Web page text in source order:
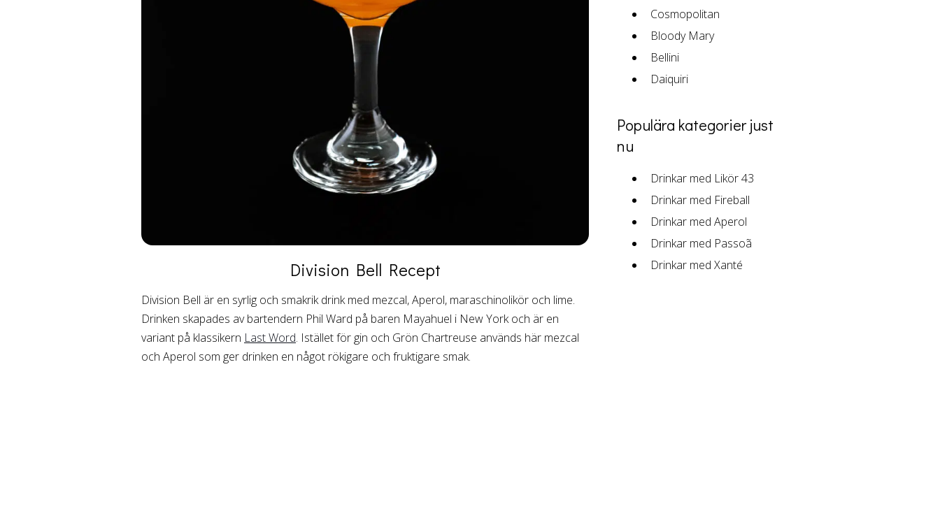
Division Bell Recept
Division Bell är en syrlig och smakrik drink med mezcal, Aperol, maraschinolikör och lime.
Drinken skapades av bartendern Phil Ward på baren Mayahuel i New York och är en
variant på klassikern Last Word. Istället för gin och Grön Chartreuse används här mezcal
och Aperol som ger drinken en något rökigare och fruktigare smak.
Cosmopolitan
Bloody Mary
Bellini
Daiquiri
Populära kategorier just
nu
Drinkar med Likör 43
Drinkar med Fireball
Drinkar med Aperol
Drinkar med Passoã
Drinkar med Xanté